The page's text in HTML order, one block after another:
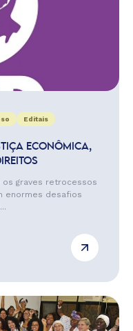
Editais
ECONÔMICA,
graves retrocessos
enormes desafios